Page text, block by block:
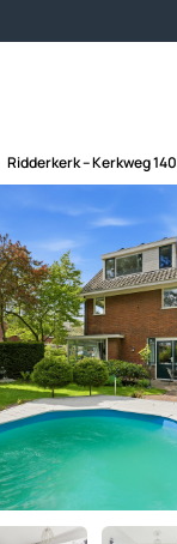
Ridderkerk – Kerkweg 140